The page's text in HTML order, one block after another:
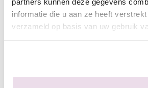
informatie die u aan ze heeft
verzameld op basis van uw gebruik
Urban Nails acryl poeder Cover
Urban Nails acryl poeder Milky
vind je honderd coffin tips. Je kunt er